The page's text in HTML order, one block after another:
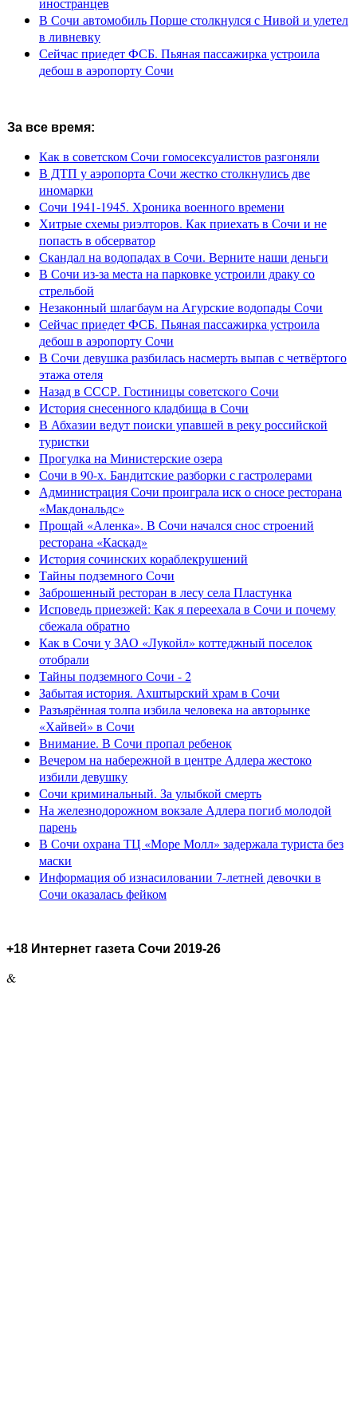
В Сочи автомобиль Порше столкнулся с Нивой и улетел
в ливневку
Сейчас приедет ФСБ. Пьяная пассажирка устроила
дебош в аэропорту Сочи
За все время:
Как в советском Сочи гомосексуалистов разгоняли
В ДТП у аэропорта Сочи жестко столкнулись две
иномарки
Сочи 1941-1945. Хроника военного времени
Хитрые схемы риэлторов. Как приехать в Сочи и не
попасть в обсерватор
Скандал на водопадах в Сочи. Верните наши деньги
В Сочи из-за места на парковке устроили драку со
стрельбой
Незаконный шлагбаум на Агурские водопады Сочи
Сейчас приедет ФСБ. Пьяная пассажирка устроила
дебош в аэропорту Сочи
В Сочи девушка разбилась насмерть выпав с четвёртого
этажа отеля
Назад в СССР. Гостиницы советского Сочи
История снесенного кладбища в Сочи
В Абхазии ведут поиски упавшей в реку российской
туристки
Прогулка на Министерские озера
Сочи в 90-х. Бандитские разборки с гастролерами
Администрация Сочи проиграла иск о сносе ресторана
«Макдональдс»
Прощай «Аленка». В Сочи начался снос строений
ресторана «Каскад»
История сочинских кораблекрушений
Тайны подземного Сочи
Заброшенный ресторан в лесу села Пластунка
Исповедь приезжей: Как я переехала в Сочи и почему
сбежала обратно
Как в Сочи у ЗАО «Лукойл» коттеджный поселок
отобрали
Тайны подземного Сочи - 2
Забытая история. Ахштырский храм в Сочи
Разъярённая толпа избила человека на авторынке
«Хайвей» в Сочи
Внимание. В Сочи пропал ребенок
Вечером на набережной в центре Адлера жестоко
избили девушку
Сочи криминальный. За улыбкой смерть
На железнодорожном вокзале Адлера погиб молодой
парень
В Сочи охрана ТЦ «Море Молл» задержала туриста без
маски
Информация об изнасиловании 7-летней девочки в
Сочи оказалась фейком
+18 Интернет газета Сочи 2019-26
&